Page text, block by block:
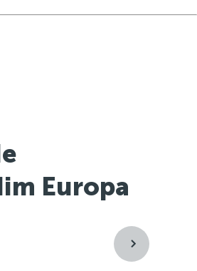
Europa